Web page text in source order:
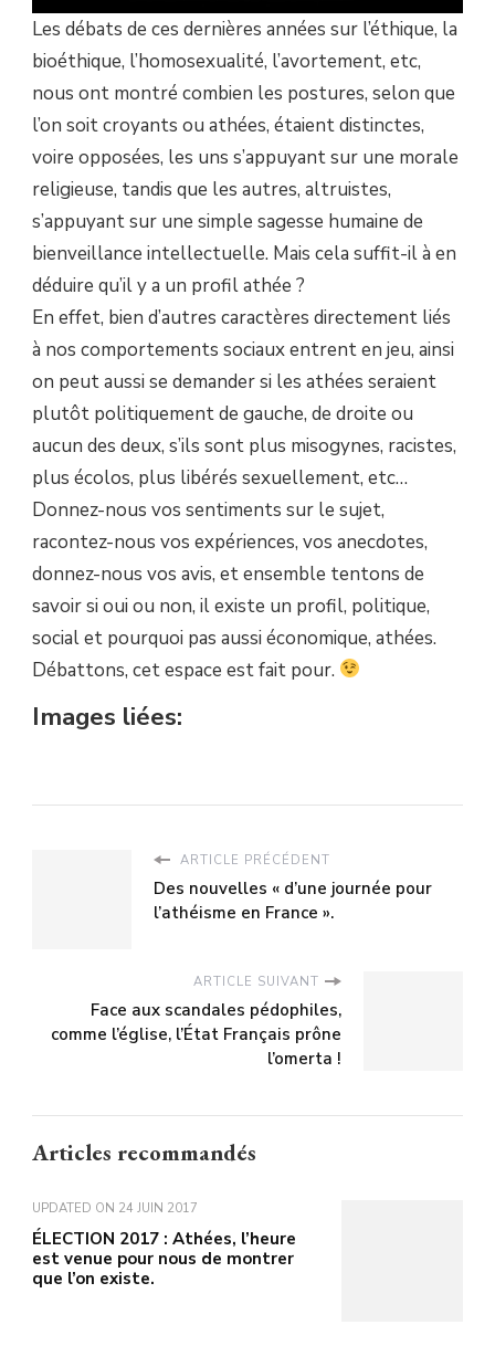
Les débats de ces dernières années sur l’éthique, la
bioéthique, l’homosexualité, l’avortement, etc,
nous ont montré combien les postures, selon que
l’on soit croyants ou athées, étaient distinctes,
voire opposées, les uns s’appuyant sur une morale
religieuse, tandis que les autres, altruistes,
s’appuyant sur une simple sagesse humaine de
bienveillance intellectuelle. Mais cela suffit-il à en
déduire qu’il y a un profil athée ?
En effet, bien d’autres caractères directement liés
à nos comportements sociaux entrent en jeu, ainsi
on peut aussi se demander si les athées seraient
plutôt politiquement de gauche, de droite ou
aucun des deux, s’ils sont plus misogynes, racistes,
plus écolos, plus libérés sexuellement, etc…
Donnez-nous vos sentiments sur le sujet,
racontez-nous vos expériences, vos anecdotes,
donnez-nous vos avis, et ensemble tentons de
savoir si oui ou non, il existe un profil, politique,
social et pourquoi pas aussi économique, athées.
Débattons, cet espace est fait pour.
Images liées:
ARTICLE PRÉCÉDENT
Des nouvelles « d’une journée pour
l’athéisme en France ».
ARTICLE SUIVANT
Face aux scandales pédophiles,
comme l’église, l’État Français prône
l’omerta !
Articles recommandés
UPDATED ON 24 JUIN 2017
ÉLECTION 2017 : Athées, l’heure
est venue pour nous de montrer
que l’on existe.